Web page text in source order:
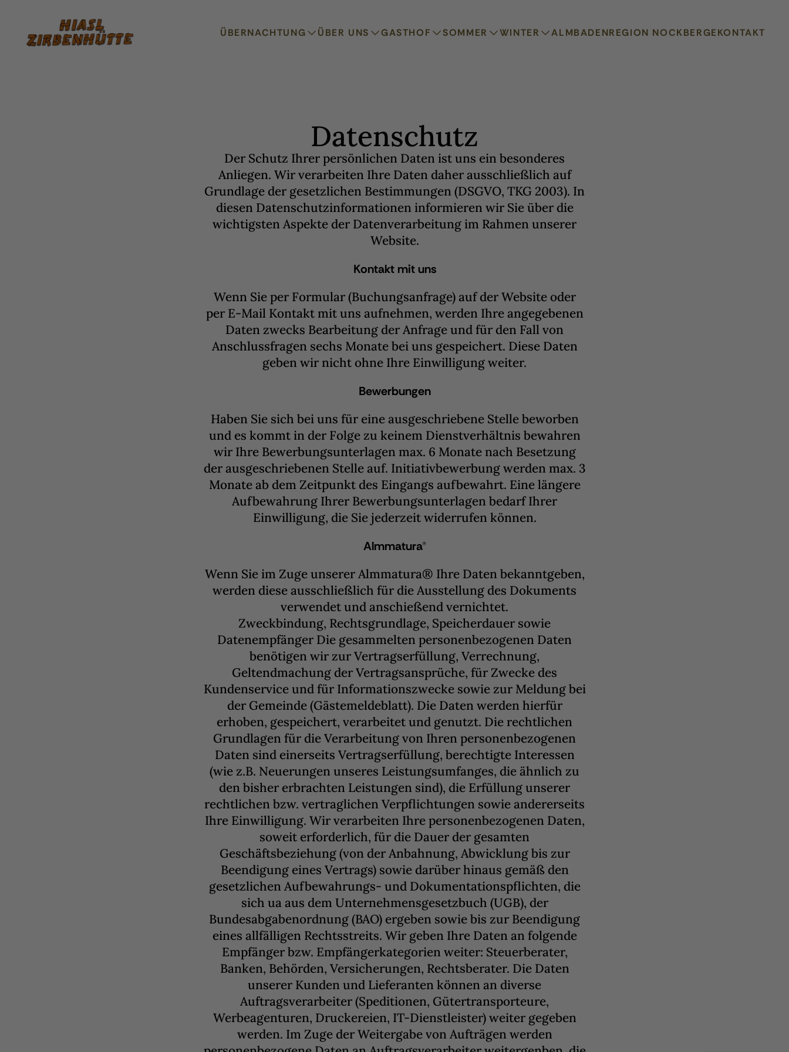
Zum Inhalt springen ÜBERNACHTUNG ÜBER UNS GASTHOF SOMMER WINTER ALMBADENREGION NOCKBERGEKONTAKT
Datenschutz
Der Schutz Ihrer persönlichen Daten ist uns ein besonderes
Anliegen. Wir verarbeiten Ihre Daten daher ausschließlich auf
Grundlage der gesetzlichen Bestimmungen (DSGVO, TKG 2003). In
diesen Datenschutzinformationen informieren wir Sie über die
wichtigsten Aspekte der Datenverarbeitung im Rahmen unserer
Website.
Kontakt mit uns
Wenn Sie per Formular (Buchungsanfrage) auf der Website oder
per E-Mail Kontakt mit uns aufnehmen, werden Ihre angegebenen
Daten zwecks Bearbeitung der Anfrage und für den Fall von
Anschlussfragen sechs Monate bei uns gespeichert. Diese Daten
geben wir nicht ohne Ihre Einwilligung weiter.
Bewerbungen
Haben Sie sich bei uns für eine ausgeschriebene Stelle beworben
und es kommt in der Folge zu keinem Dienstverhältnis bewahren
wir Ihre Bewerbungsunterlagen max. 6 Monate nach Besetzung
der ausgeschriebenen Stelle auf. Initiativbewerbung werden max. 3
Monate ab dem Zeitpunkt des Eingangs aufbewahrt. Eine längere
Aufbewahrung Ihrer Bewerbungsunterlagen bedarf Ihrer
Einwilligung, die Sie jederzeit widerrufen können.
Almmatura®
Wenn Sie im Zuge unserer Almmatura® Ihre Daten bekanntgeben,
werden diese ausschließlich für die Ausstellung des Dokuments
verwendet und anschießend vernichtet.
Zweckbindung, Rechtsgrundlage, Speicherdauer sowie
Datenempfänger Die gesammelten personenbezogenen Daten
benötigen wir zur Vertragserfüllung, Verrechnung,
Geltendmachung der Vertragsansprüche, für Zwecke des
Kundenservice und für Informationszwecke sowie zur Meldung bei
der Gemeinde (Gästemeldeblatt). Die Daten werden hierfür
erhoben, gespeichert, verarbeitet und genutzt. Die rechtlichen
Grundlagen für die Verarbeitung von Ihren personenbezogenen
Daten sind einerseits Vertragserfüllung, berechtigte Interessen
(wie z.B. Neuerungen unseres Leistungsumfanges, die ähnlich zu
den bisher erbrachten Leistungen sind), die Erfüllung unserer
rechtlichen bzw. vertraglichen Verpflichtungen sowie andererseits
Ihre Einwilligung. Wir verarbeiten Ihre personenbezogenen Daten,
soweit erforderlich, für die Dauer der gesamten
Geschäftsbeziehung (von der Anbahnung, Abwicklung bis zur
Beendigung eines Vertrags) sowie darüber hinaus gemäß den
gesetzlichen Aufbewahrungs- und Dokumentationspflichten, die
sich ua aus dem Unternehmensgesetzbuch (UGB), der
Bundesabgabenordnung (BAO) ergeben sowie bis zur Beendigung
eines allfälligen Rechtsstreits. Wir geben Ihre Daten an folgende
Empfänger bzw. Empfängerkategorien weiter: Steuerberater,
Banken, Behörden, Versicherungen, Rechtsberater. Die Daten
unserer Kunden und Lieferanten können an diverse
Auftragsverarbeiter (Speditionen, Gütertransporteure,
Werbeagenturen, Druckereien, IT-Dienstleister) weiter gegeben
werden. Im Zuge der Weitergabe von Aufträgen werden